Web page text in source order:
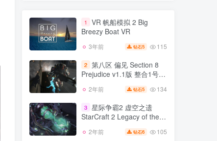
1
VR 帆船模拟 2 Big
Breezy Boat VR
3年前 钻石5 115
2 第八区 偏见 Section 8
Prejudice v1.1版 整合1号升
2年前 钻石5 134
3 星际争霸2 虚空之遗
StarCraft 2 Legacy of the
Void v3.1.4.41219单机版 集
成全DLC 官方中文
2年前 钻石6 105
1
VR 帆船模拟 2 Big
Breezy Boat VR
3年前 钻石5 115
2
第八区 偏见 Section 8
级档 官方中文
2年前 钻石5 134
3
星际争霸2 虚空之遗